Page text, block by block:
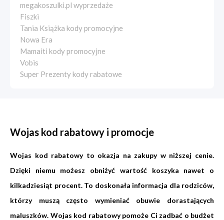
megakoszulki.pl wyprzedaże
Fiszki
Tania Książka kody promocyjne
Nowa Era
Mamaiti kody promocyjne
Vobis
Super Prezenty kody rabatowe
Wojas kod rabatowy i promocje
Wojas kod rabatowy to okazja na zakupy w niższej cenie.
Dzięki niemu możesz obniżyć wartość koszyka nawet o
kilkadziesiąt procent. To doskonała informacja dla rodziców,
którzy muszą często wymieniać obuwie dorastających
maluszków. Wojas kod rabatowy pomoże Ci zadbać o budżet